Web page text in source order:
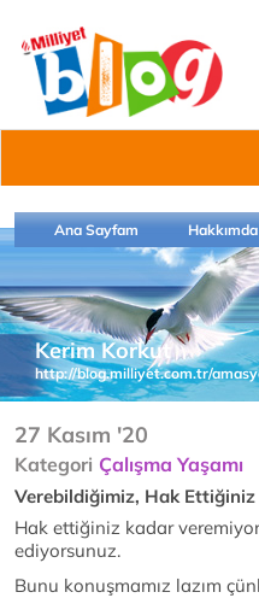
Ana Sayfam Hakkımda
Kerim Korkut
http://blog.milliyet.com.tr/
27 Kasım '20
Kategori Çalışma Yaşamı
Verebildiğimiz, Hak Ettiğiniz
Hak ettiğiniz kadar
ediyorsunuz.
Bunu konuşmamız lazım